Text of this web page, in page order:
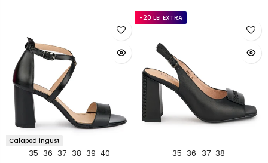
Calapod ingust
35 36 37 38 39 40
-20 LEI EXTRA
35 36 37 38